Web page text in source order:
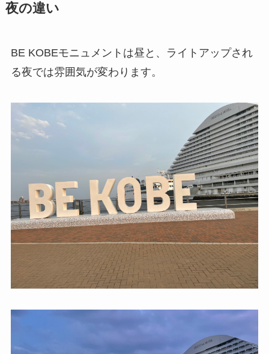
夜の違い
BE KOBEモニュメントは昼と、ライトアップされ
る夜では雰囲気が変わります。